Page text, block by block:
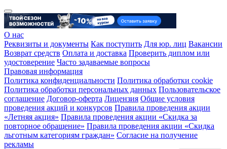
О нас
Реквизиты и документы Как поступить Для юр. лиц Вакансии
Возврат средств Оплата и доставка Проверить диплом или
удостоверение Часто задаваемые вопросы
Правовая информация
Политика конфиденциальности Политика обработки cookie
Политика обработки персональных данных Пользовательское
соглашение Договор-оферта Лицензия Общие условия
проведения акций и конкурсов Правила проведения акции
«Летняя акция» Правила проведения акции «Скидка за
повторное обращение» Правила проведения акции «Скидка
льготным категориям граждан» Согласие на получение
рекламы